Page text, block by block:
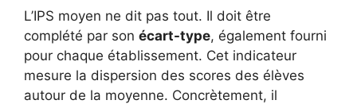
L’IPS moyen ne dit pas tout. Il doit être
complété par son écart-type, également fourni
pour chaque établissement. Cet indicateur
mesure la dispersion des scores des élèves
autour de la moyenne. Concrètement, il